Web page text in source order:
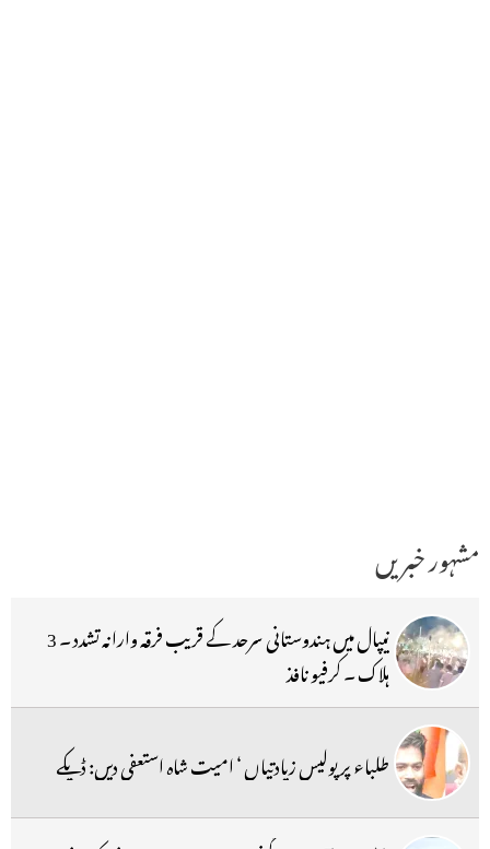
مشہور خبریں
نیپال میں ہندوستانی سرحد کے قریب فرقہ وارانہ تشدد ۔ 3
ہلاک ۔ کرفیو نافذ
طلباء پر پولیس زیادتیاں ‘ امیت شاہ استعفی دیں: ڈپکے